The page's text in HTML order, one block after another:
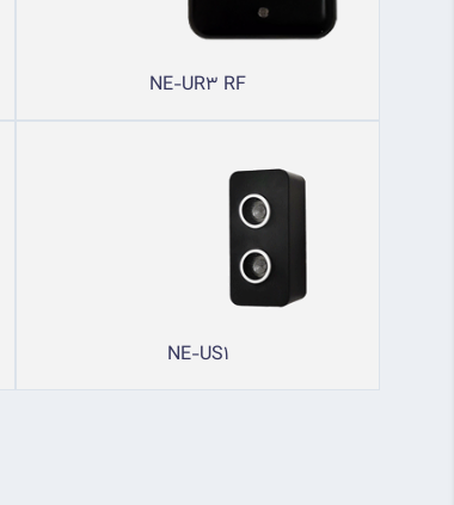
NE-UR3 RF
NE-US1